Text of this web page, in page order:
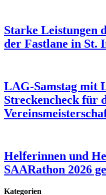
Starke Leistungen
der Fastlane in St.
LAG-Samstag mit
Streckencheck für
Helferinnen und
SAARathon 2026
Kategorien